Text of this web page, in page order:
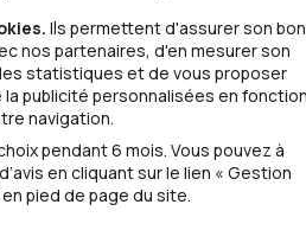
Ils permettent d'assurer son bon
nos partenaires, d'en mesurer son
statistiques et de vous proposer
publicité personnalisées en
navigation.
pendant 6 mois. Vous pouvez à
en cliquant sur le lien « Gestion
pied de page du site.